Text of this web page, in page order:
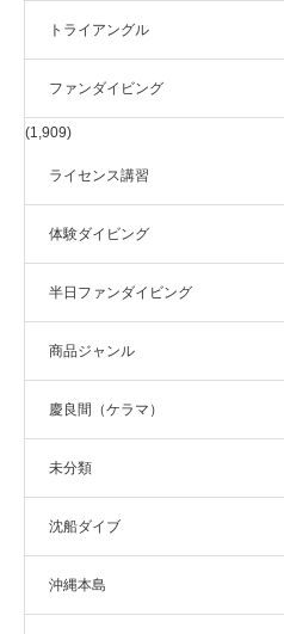
トライアングル
ファンダイビング
(1,909)
ライセンス講習
体験ダイビング
半日ファンダイビング
商品ジャンル
慶良間（ケラマ）
未分類
沈船ダイブ
沖縄本島